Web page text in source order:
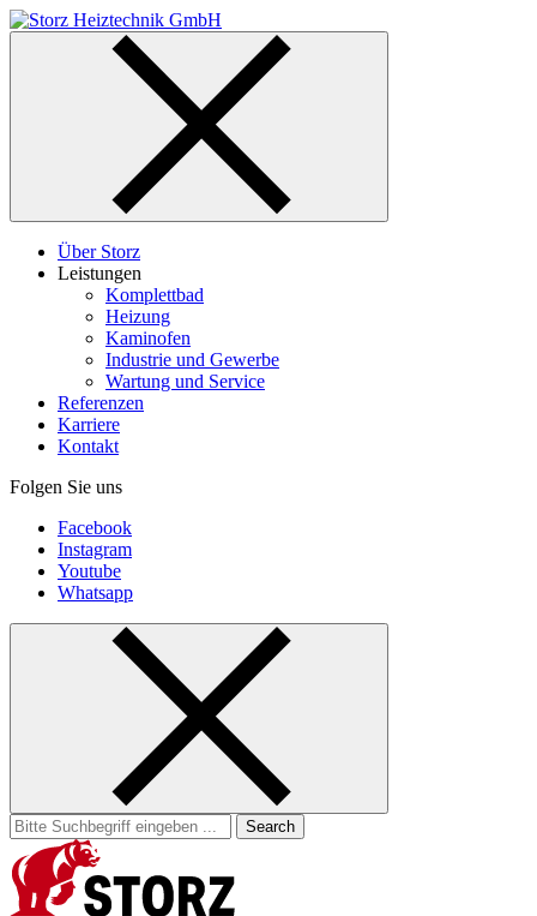
Skip
to
Über Storz
Leistungen
Komplettbad
Heizung
Kaminofen
Industrie und Gewerbe
Wartung und Service
Referenzen
Karriere
Kontakt
Folgen Sie uns
Facebook
Instagram
Youtube
Whatsapp
Search
for: